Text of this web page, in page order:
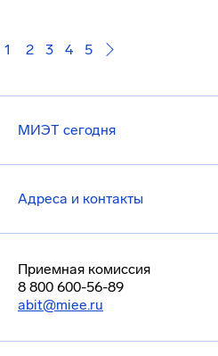
1 2 3 4 5
МИЭТ сегодня
Адреса и контакты
Приемная комиссия
8 800 600-56-89
abit@miee.ru